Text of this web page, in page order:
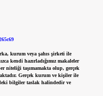
kurum veya şahıs şirketi ile
kendi hazırladığımız makaleler
niteliği taşımamakta olup, gerçek
Gerçek kurum ve kişiler ile
bilgiler taslak halindedir ve